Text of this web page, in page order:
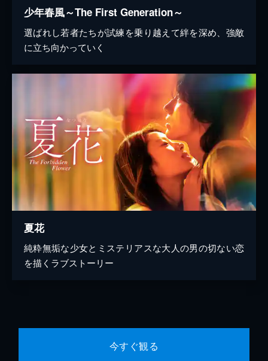
少年春風～The First Generation～
選ばれし若者たちが試練を乗り越えて絆を深め、強敵
に立ち向かっていく
夏花
純粋無垢な少女とミステリアスな大人の男の切ない恋
を描くラブストーリー
今すぐ観る